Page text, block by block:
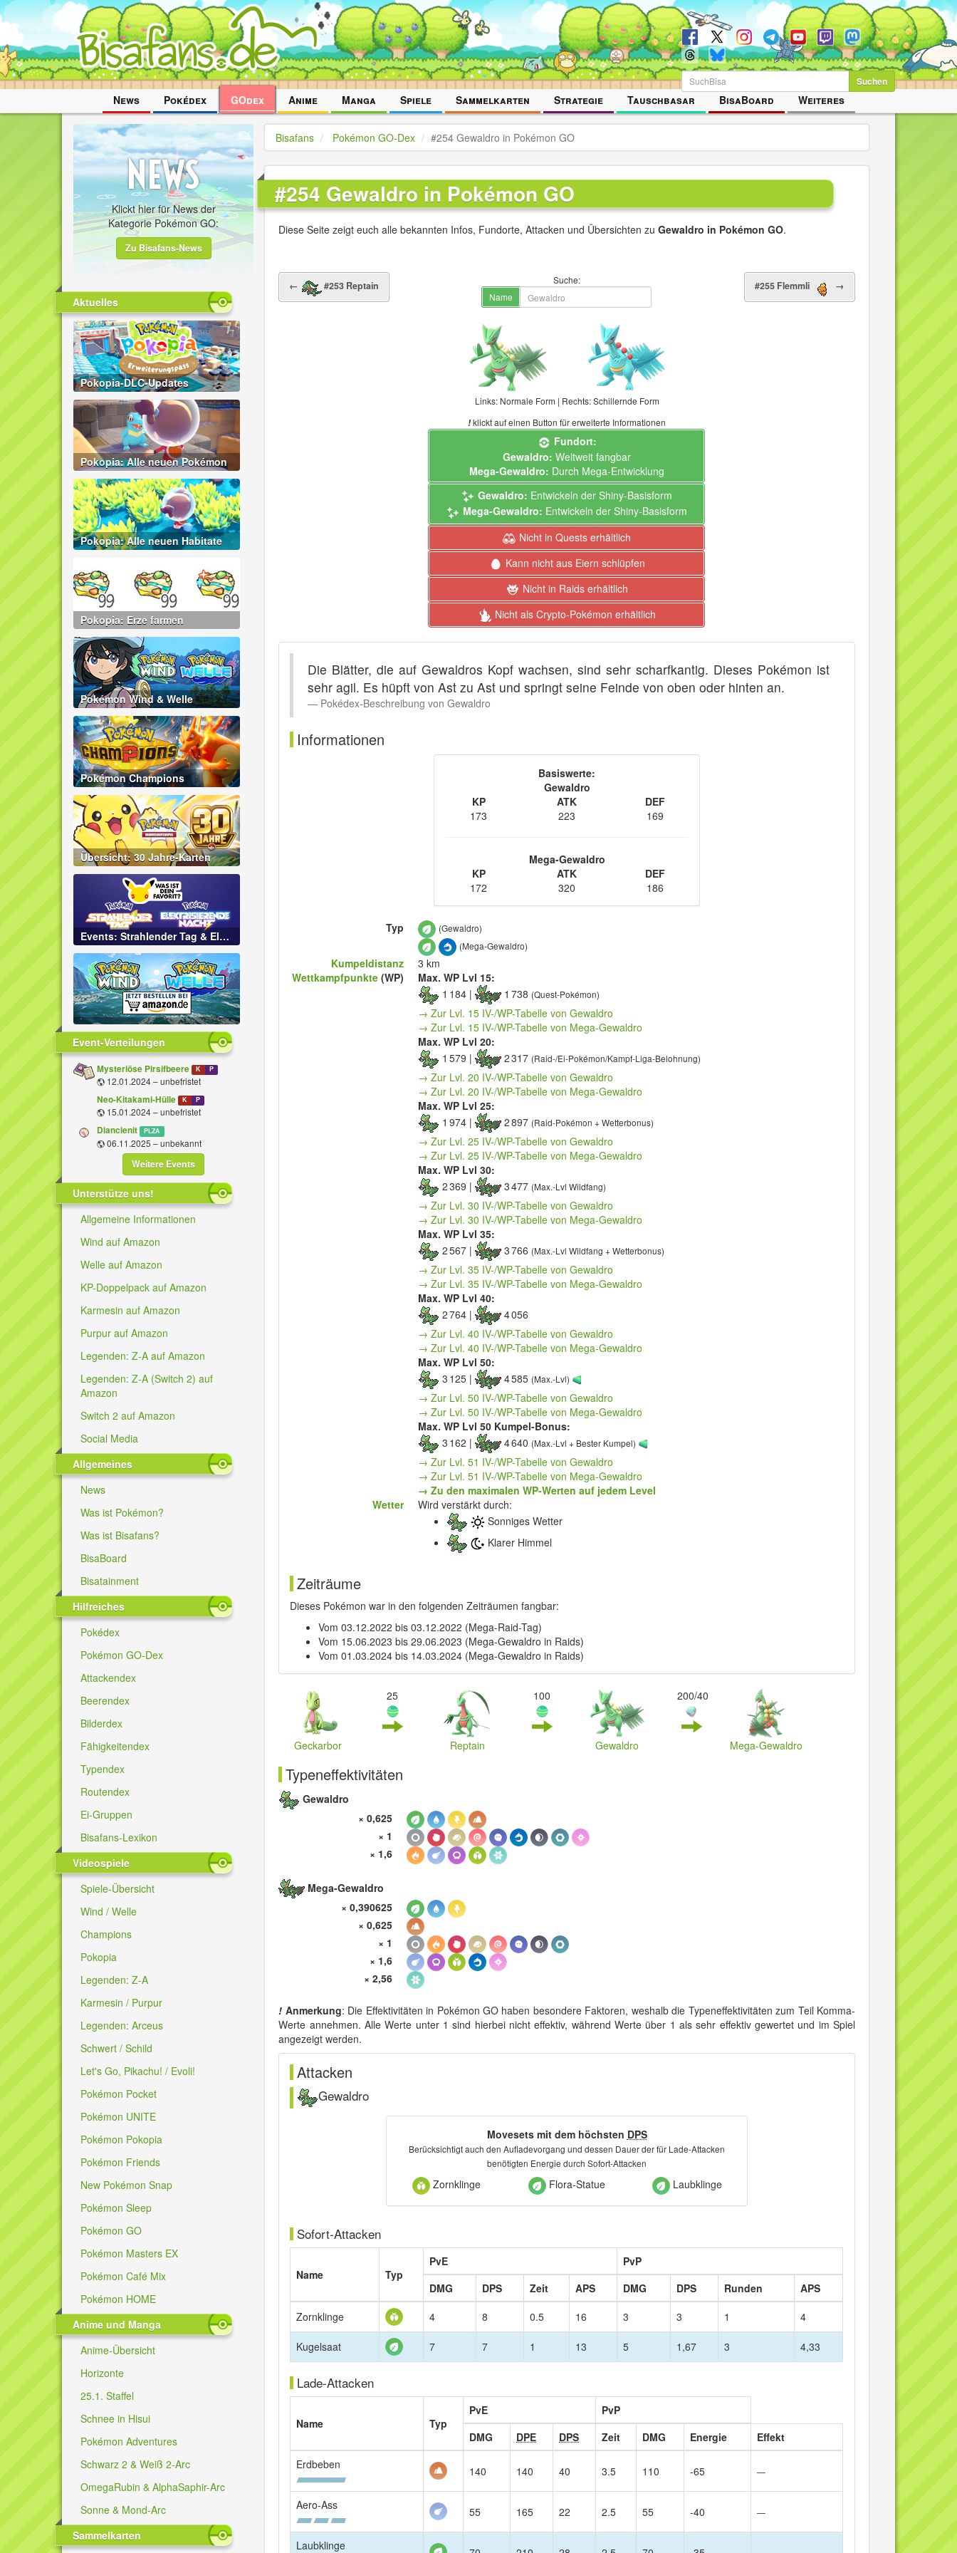
überspringen
News Pokédex GOdex Anime Manga Spiele Sammelkarten Strategie Tauschbasar BisaBoard Weiteres
Suchen
Klickt hier für News der
Kategorie Pokémon GO:
Zu Bisafans-News
Aktuelles
Pokopia-DLC-Updates
Pokopia: Alle neuen Pokémon
Pokopia: Alle neuen Habitate
Pokopia: Erze farmen
Pokémon Wind & Welle
Pokémon Champions
Übersicht: 30 Jahre-Karten
Events: Strahlender Tag & Elektrisierende Nacht
Event-Verteilungen
Mysteriöse Pirsifbeere K P
12.01.2024 – unbefristet
Neo-Kitakami-Hülle
K P
15.01.2024 – unbefristet
Diancienit
PLZA
06.11.2025 – unbekannt
Weitere Events
Unterstütze uns!
Allgemeine Informationen
Wind auf Amazon
Welle auf Amazon
KP-Doppelpack auf Amazon
Karmesin auf Amazon
Purpur auf Amazon
Legenden: Z-A auf Amazon
Legenden: Z-A (Switch 2) auf
Amazon
Switch 2 auf Amazon
Social Media
Allgemeines
News
Was ist Pokémon?
Was ist Bisafans?
BisaBoard
Bisatainment
Hilfreiches
Pokédex
Pokémon GO-Dex
Attackendex
Beerendex
Bilderdex
Fähigkeitendex
Typendex
Routendex
Ei-Gruppen
Bisafans-Lexikon
Videospiele
Spiele-Übersicht
Wind / Welle
Champions
Pokopia
Legenden: Z-A
Karmesin / Purpur
Legenden: Arceus
Schwert / Schild
Let's Go, Pikachu! / Evoli!
Pokémon Pocket
Pokémon UNITE
Pokémon Pokopia
Pokémon Friends
New Pokémon Snap
Pokémon Sleep
Pokémon GO
Pokémon Masters EX
Pokémon Café Mix
Pokémon HOME
Anime und Manga
Anime-Übersicht
Horizonte
25.1. Staffel
Schnee in Hisui
Pokémon Adventures
Schwarz 2 & Weiß 2-Arc
OmegaRubin & AlphaSaphir-Arc
Sonne & Mond-Arc
Sammelkarten
Bisafans Pokémon GO-Dex #254 Gewaldro in Pokémon GO
#254 Gewaldro in Pokémon GO
Diese Seite zeigt euch alle bekannten Infos, Fundorte, Attacken und Übersichten zuGewaldro in Pokémon GO.
← #253 Reptain
Suche:
Name
#255 Flemmli →
Links: Normale Form | Rechts: Schillernde Form
!klickt auf einen Button für erweiterte Informationen
Fundort:
Gewaldro: Weltweit fangbar
Mega-Gewaldro: Durch Mega-Entwicklung
Gewaldro: Entwickeln der Shiny-Basisform
Mega-Gewaldro: Entwickeln der Shiny-Basisform
Nicht in Quests erhältlich
Kann nicht aus Eiern schlüpfen
Nicht in Raids erhältlich
Nicht als Crypto-Pokémon erhältlich
Die Blätter, die auf Gewaldros Kopf wachsen, sind sehr scharfkantig. Dieses Pokémon ist
sehr agil. Es hüpft von Ast zu Ast und springt seine Feinde von oben oder hinten an.
Pokédex-Beschreibung von Gewaldro
Informationen
Basiswerte:
Gewaldro
KP
173
ATK
223
DEF
169
Mega-Gewaldro
KP
172
ATK
320
DEF
186
Typ
(Gewaldro)
(Mega-Gewaldro)
Kumpeldistanz
3 km
Wettkampfpunkte (WP)
Max. WP Lvl 15:
1 184 |
1 738 (Quest-Pokémon)
→ Zur Lvl. 15 IV-/WP-Tabelle von Gewaldro
→ Zur Lvl. 15 IV-/WP-Tabelle von Mega-Gewaldro
Max. WP Lvl 20:
1 579 |
2 317 (Raid-/Ei-Pokémon/Kampf-Liga-Belohnung)
→ Zur Lvl. 20 IV-/WP-Tabelle von Gewaldro
→ Zur Lvl. 20 IV-/WP-Tabelle von Mega-Gewaldro
Max. WP Lvl 25:
1 974 |
2 897 (Raid-Pokémon + Wetterbonus)
→ Zur Lvl. 25 IV-/WP-Tabelle von Gewaldro
→ Zur Lvl. 25 IV-/WP-Tabelle von Mega-Gewaldro
Max. WP Lvl 30:
2 369 |
3 477 (Max.-Lvl Wildfang)
→ Zur Lvl. 30 IV-/WP-Tabelle von Gewaldro
→ Zur Lvl. 30 IV-/WP-Tabelle von Mega-Gewaldro
Max. WP Lvl 35:
2 567 |
3 766 (Max.-Lvl Wildfang + Wetterbonus)
→ Zur Lvl. 35 IV-/WP-Tabelle von Gewaldro
→ Zur Lvl. 35 IV-/WP-Tabelle von Mega-Gewaldro
Max. WP Lvl 40:
2 764 |
4 056
→ Zur Lvl. 40 IV-/WP-Tabelle von Gewaldro
→ Zur Lvl. 40 IV-/WP-Tabelle von Mega-Gewaldro
Max. WP Lvl 50:
3 125 |
4 585 (Max.-Lvl)
→ Zur Lvl. 50 IV-/WP-Tabelle von Gewaldro
→ Zur Lvl. 50 IV-/WP-Tabelle von Mega-Gewaldro
Max. WP Lvl 50 Kumpel-Bonus:
3 162 |
4 640 (Max.-Lvl + Bester Kumpel)
→ Zur Lvl. 51 IV-/WP-Tabelle von Gewaldro
→ Zur Lvl. 51 IV-/WP-Tabelle von Mega-Gewaldro
→ Zu den maximalen WP-Werten auf jedem Level
Wetter
Wird verstärkt durch:
Sonniges Wetter
Klarer Himmel
Zeiträume
Dieses Pokémon war in den folgenden Zeiträumen fangbar:
Vom 03.12.2022 bis 03.12.2022 (Mega-Raid-Tag)
Vom 15.06.2023 bis 29.06.2023 (Mega-Gewaldro in Raids)
Vom 01.03.2024 bis 14.03.2024 (Mega-Gewaldro in Raids)
Geckarbor
25
Reptain
100
Gewaldro
200/40
Mega-Gewaldro
Typeneffektivitäten
Gewaldro
× 0,625
× 1
× 1,6
Mega-Gewaldro
× 0,390625
× 0,625
× 1
× 1,6
× 2,56
! Anmerkung: Die Effektivitäten in Pokémon GO haben besondere Faktoren, weshalb die Typeneffektivitäten zum Teil Komma-
Werte annehmen. Alle Werte unter 1 sind hierbei nicht effektiv, während Werte über 1 als sehr effektiv gewertet und im Spiel
angezeigt werden.
Attacken
Gewaldro
Movesets mit dem höchsten DPS
Berücksichtigt auch den Aufladevorgang und dessen Dauer der für Lade-Attacken
benötigten Energie durch Sofort-Attacken
Zornklinge Flora-Statue Laubklinge
Sofort-Attacken
Name Typ
PvE
PvP
DMG
DPS Zeit APS DMG DPS Runden
APS
Zornklinge
4 8 0.5 16 3 3 1 4
Kugelsaat 7 7 1 13 5 1,67 3 4,33
Lade-Attacken
Name Typ
PvE
PvP
DMG
DPE DPS Zeit DMG Energie
Effekt
Erdbeben
140 140 40 3.5 110 -65 —
Aero-Ass 55 165 22 2.5 55 -40 —
Laubklinge